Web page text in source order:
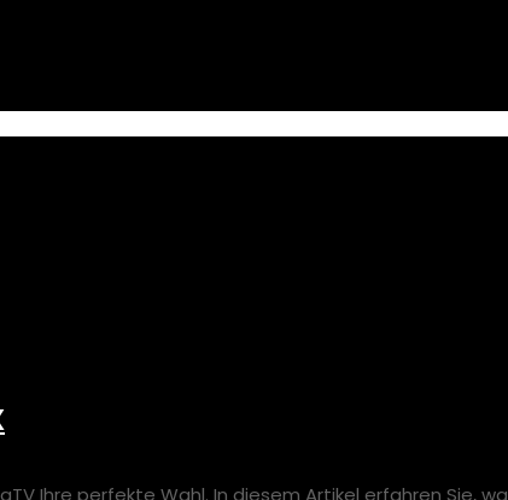
Ihre perfekte Wahl. In diesem Artikel erfahren Sie,